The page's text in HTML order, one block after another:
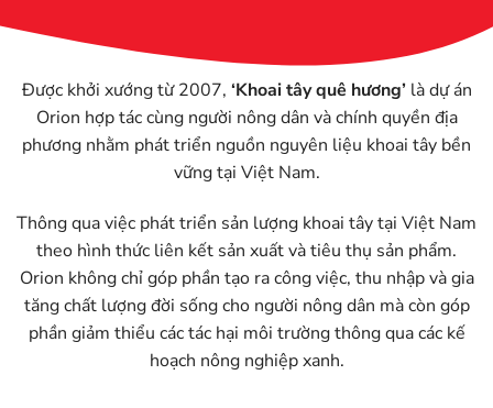
Được khởi xướng từ 2007, ‘Khoai tây quê hương’là dự án
Orion hợp tác cùng người nông dân và chính quyền địa
phương nhằm phát triển nguồn nguyên liệu khoai tây bền
vững tại Việt Nam.
Thông qua việc phát triển sản lượng khoai tây tại Việt Nam
theo hình thức liên kết sản xuất và tiêu thụ sản phẩm.
Orion không chỉ góp phần tạo ra công việc, thu nhập và gia
tăng chất lượng đời sống cho người nông dân mà còn góp
phần giảm thiểu các tác hại môi trường thông qua các kế
hoạch nông nghiệp xanh.